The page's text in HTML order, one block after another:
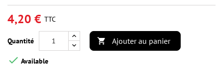
4,20 € TTC
Quantité  Ajouter au panier
 Available